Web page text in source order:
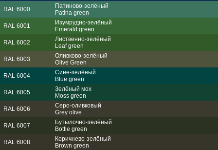
RAL 6000
Патиново-зелёный
Patina green
RAL 6001
Изумрудно-зелёный
Emerald green
RAL 6002
Лиственно-зелёный
Leaf green
RAL 6003
Оливково-зелёный
Olive Green
RAL 6004
Сине-зелёный
Blue green
RAL 6005
Зелёный мох
Moss green
RAL 6006
Серо-оливковый
Grey olive
RAL 6007
Бутылочно-зелёный
Bottle green
RAL 6008
Коричнево-зелёный
Brown green